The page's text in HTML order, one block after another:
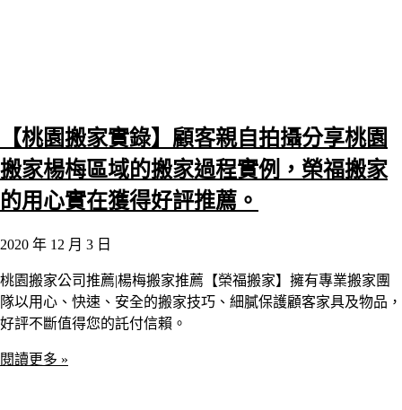
【桃園搬家實錄】顧客親自拍攝分享桃園
搬家楊梅區域的搬家過程實例，榮福搬家
的用心實在獲得好評推薦。
2020 年 12 月 3 日
桃園搬家公司推薦|楊梅搬家推薦【榮福搬家】擁有專業搬家團
隊以用心、快速、安全的搬家技巧、細膩保護顧客家具及物品，
好評不斷值得您的託付信賴。
閱讀更多 »